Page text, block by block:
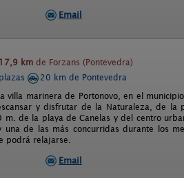
Email
17,9 km de Forzans (Pontevedra)
20 km de Pontevedra
villa marinera de Portonovo, en el
y disfrutar de la Naturaleza, de la
m. de la playa de Canelas y del centro
de las más concurridas durante los
podrá relajarse.
Email